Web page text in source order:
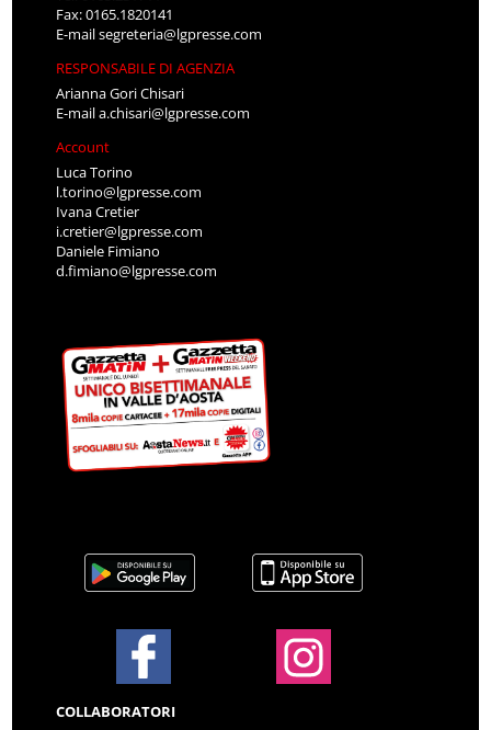
Fax: 0165.1820141
E-mailsegreteria@lgpresse.com
RESPONSABILE DI AGENZIA
Arianna Gori Chisari
E-maila.chisari@lgpresse.com
Account
Luca Torino
l.torino@lgpresse.com
Ivana Cretier
i.cretier@lgpresse.com
Daniele Fimiano
d.fimiano@lgpresse.com
COLLABORATORI